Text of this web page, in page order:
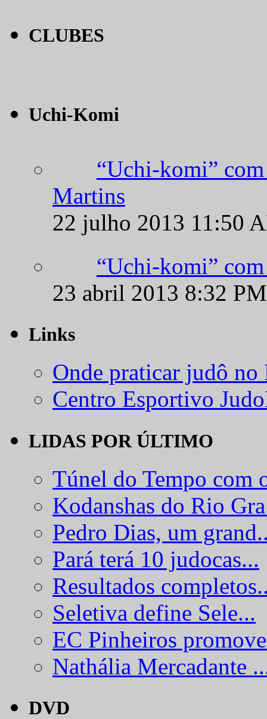
CLUBES
Uchi-Komi
“Uchi-komi”
Martins
22 julho 2013 11:50
“Uchi-komi”
23 abril 2013 8:32
Links
Onde praticar judô
Centro Esportivo
LIDAS POR ÚLTIMO
Túnel do Tempo com
Kodanshas do Rio
Pedro Dias, um
Pará terá 10 judocas...
Resultados
Seletiva define Sele...
EC Pinheiros
Nathália Mercadante
DVD